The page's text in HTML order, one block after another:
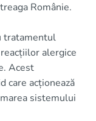
Românie.
tratamentul
alergice
Acest
care acționează
sistemului